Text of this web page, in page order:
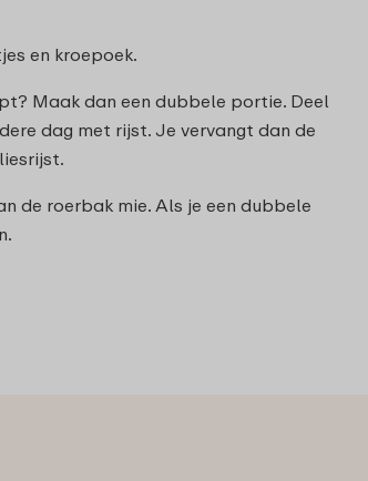
en kroepoek.
Maak dan een dubbele portie. Deel
dag met rijst. Je vervangt dan de
de roerbak mie. Als je een dubbele